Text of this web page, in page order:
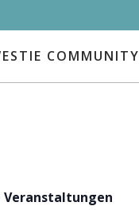
COMMUNITY
Veranstaltungen